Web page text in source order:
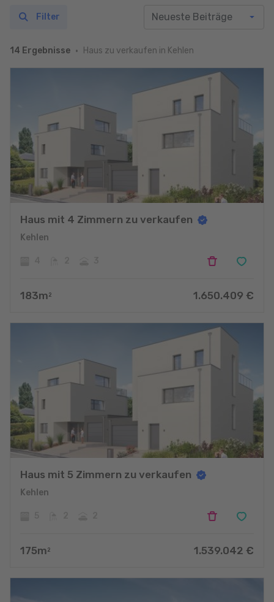
14 Ergebnisse Haus zu verkaufen in Kehlen
Filter
Haus mit 4 Zimmern zu verkaufen
Kehlen
183m 2 1.650.409 €
Haus mit 5 Zimmern zu verkaufen
Kehlen
175m 2 1.539.042 €